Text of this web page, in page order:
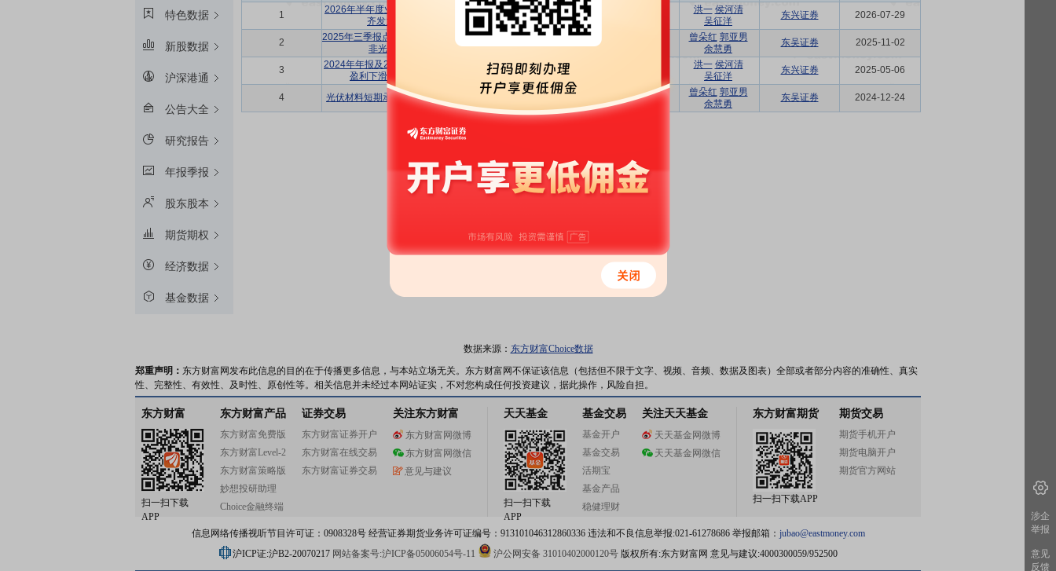
特色数据
新股数据
沪深港通
公告大全
研究报告
年报季报
股东股本
期货期权
经济数据
基金数据
1
2026年半年度业绩预告点评：光伏与非光业务
齐发力，Q2单季扭亏为盈
增持 洪一 侯河清
吴征洋
东兴证券 2026-07-29
2
2025年三季报点评：25Q3出货环比略有下滑，
非光伏材料业务持续高增
曾朵红 郭亚男
余慧勇
东吴证券 2025-11-02
3
2024年年报及25年一季报业绩点评：光伏材料
盈利下滑，持续推进产品结构优化
增持 洪一 侯河清
吴征洋
东兴证券 2025-05-06
4 光伏材料短期承压，非光伏业务拓展新增长极 增持 首次 曾朵红 郭亚男
余慧勇
东吴证券 2024-12-24
数据来源： 东方财富Choice数据
郑重声明： 东方财富网发布此信息的目的在于传播更多信息，与本站立场无关。东方财富网不保证该信息（包括但不限于文字、视频、音频、数据及图表）全部或者部分内容的准确性、真实
性、完整性、有效性、及时性、原创性等。相关信息并未经过本网站证实，不对您构成任何投资建议，据此操作，风险自担。
东方财富
扫一扫下载
APP
东方财富产品
东方财富免费版
东方财富Level-2
东方财富策略版
妙想投研助理
Choice金融终端
证券交易
东方财富证券开户
东方财富在线交易
东方财富证券交易
关注东方财富
东方财富网微博
东方财富网微信
意见与建议
天天基金
扫一扫下载
APP
基金交易
基金开户
基金交易
活期宝
基金产品
稳健理财
关注天天基金
天天基金网微博
天天基金网微信
东方财富期货
扫一扫下载APP
期货交易
期货手机开户
期货电脑开户
期货官方网站
信息网络传播视听节目许可证：0908328号 经营证券期货业务许可证编号：913101046312860336 违法和不良信息举报:021-61278686 举报邮箱： jubao@eastmoney.com
沪ICP证:沪B2-20070217 网站备案号:沪ICP备05006054号-11 沪公网安备 31010402000120号版权所有:东方财富网 意见与建议:4000300059/952500
涉企
举报
意见
反馈